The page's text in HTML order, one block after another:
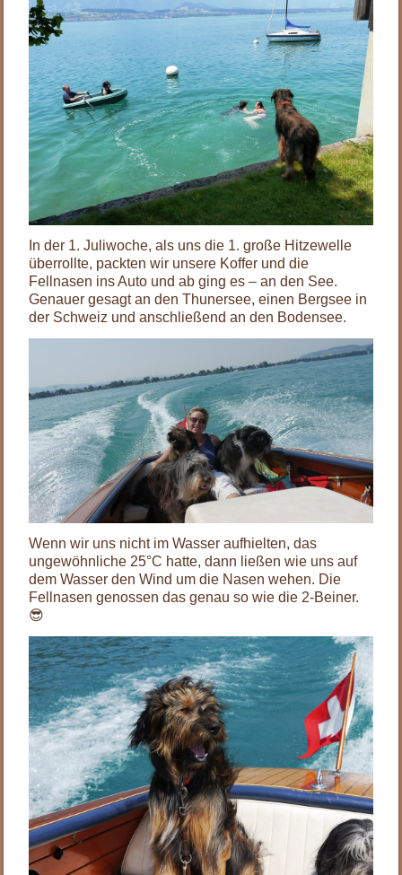
In der 1. Juliwoche, als uns die 1. große Hitzewelle
überrollte, packten wir unsere Koffer und die
Fellnasen ins Auto und ab ging es – an den See.
Genauer gesagt an den Thunersee, einen Bergsee in
der Schweiz und anschließend an den Bodensee.
Wenn wir uns nicht im Wasser aufhielten, das
ungewöhnliche 25°C hatte, dann ließen wie uns auf
dem Wasser den Wind um die Nasen wehen. Die
Fellnasen genossen das genau so wie die 2-Beiner.
😎